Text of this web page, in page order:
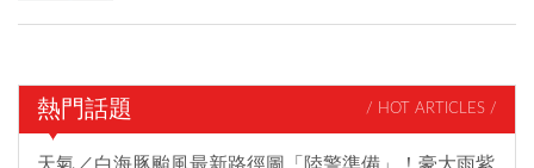
熱門話題 / HOT ARTICLES /